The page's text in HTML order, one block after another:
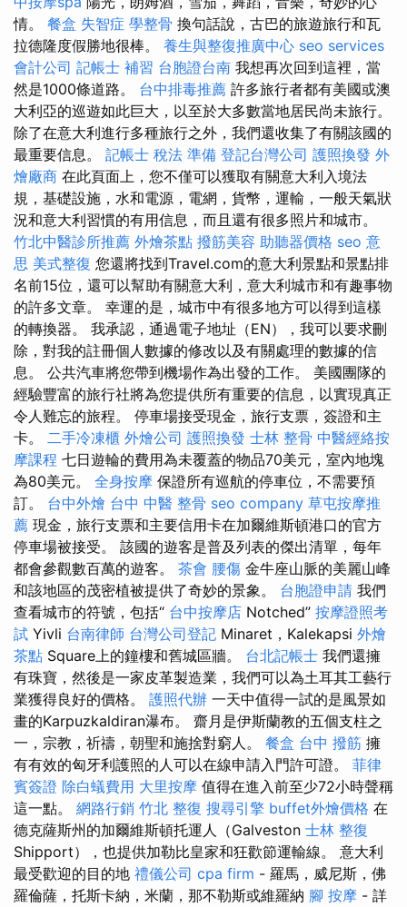
情。 餐盒 失智症 學整骨 換句話說，古巴的旅遊旅行和瓦
拉德隆度假勝地很棒。 養生與整復推廣中心 seo services
會計公司 記帳士 補習 台胞證台南 我想再次回到這裡，當
然是1000條道路。 台中排毒推薦 許多旅行者都有美國或澳
大利亞的巡遊如此巨大，以至於大多數當地居民尚未旅行。
除了在意大利進行多種旅行之外，我們還收集了有關該國的
最重要信息。 記帳士 稅法 準備 登記台灣公司 護照換發 外
燴廠商 在此頁面上，您不僅可以獲取有關意大利入境法
規，基礎設施，水和電源，電網，貨幣，運輸，一般天氣狀
況和意大利習慣的有用信息，而且還有很多照片和城市。
竹北中醫診所推薦 外燴茶點 撥筋美容 助聽器價格 seo 意
思 美式整復 您還將找到Travel.com的意大利景點和景點排
名前15位，還可以幫助有關意大利，意大利城市和有趣事物
的許多文章。 幸運的是，城市中有很多地方可以得到這樣
的轉換器。 我承認，通過電子地址（EN），我可以要求刪
除，對我的註冊個人數據的修改以及有關處理的數據的信
息。 公共汽車將您帶到機場作為出發的工作。 美國團隊的
經驗豐富的旅行社將為您提供所有重要的信息，以實現真正
令人難忘的旅程。 停車場接受現金，旅行支票，簽證和主
卡。 二手冷凍櫃 外燴公司 護照換發 士林 整骨 中醫經絡按
摩課程 七日遊輪的費用為未覆蓋的物品70美元，室內地塊
為80美元。 全身按摩 保證所有巡航的停車位，不需要預
訂。 台中外燴 台中 中醫 整骨 seo company 草屯按摩推
薦 現金，旅行支票和主要信用卡在加爾維斯頓港口的官方
停車場被接受。 該國的遊客是普及列表的傑出清單，每年
都會參觀數百萬的遊客。 茶會 腰傷 金牛座山脈的美麗山峰
和該地區的茂密植被提供了奇妙的景象。 台胞證申請 我們
查看城市的符號，包括“ 台中按摩店 Notched” 按摩證照考
試 Yivli 台南律師 台灣公司登記 Minaret，Kalekapsi 外燴
茶點 Square上的鐘樓和舊城區牆。 台北記帳士 我們還擁
有珠寶，然後是一家皮革製造業，我們可以為土耳其工藝行
業獲得良好的價格。 護照代辦 一天中值得一試的是風景如
畫的Karpuzkaldiran瀑布。 齋月是伊斯蘭教的五個支柱之
一，宗教，祈禱，朝聖和施捨對窮人。 餐盒 台中 撥筋 擁
有有效的匈牙利護照的人可以在線申請入門許可證。 菲律
賓簽證 除白蟻費用 大里按摩 值得在進入前至少72小時聲稱
這一點。 網路行銷 竹北 整復 搜尋引擎 buffet外燴價格 在
德克薩斯州的加爾維斯頓托運人（Galveston 士林 整復
Shipport），也提供加勒比皇家和狂歡節運輸線。 意大利
最受歡迎的目的地 禮儀公司 cpa firm - 羅馬，威尼斯，佛
羅倫薩，托斯卡納，米蘭，那不勒斯或維羅納 腳 按摩 - 詳